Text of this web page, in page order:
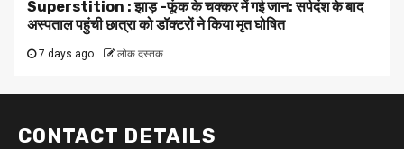
Superstition : झाड़ -फूंक के चक्कर में गई जान: सर्पदंश के बाद
अस्पताल पहुंची छात्रा को डॉक्टरों ने किया मृत घोषित
7 days ago लोक दस्तक
CONTACT DETAILS